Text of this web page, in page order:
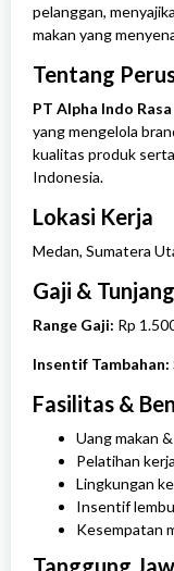
pelanggan,
makan yang
Tentang
PT Alpha Indo
yang mengelola
kualitas produk
Indonesia.
Lokasi Kerja
Medan, Sumatera
Gaji &
Range Gaji: Rp
Insentif Tambahan:
Fasilitas &
Uang makan
Pelatihan
Lingkungan
Insentif
Kesempatan
Tanggung